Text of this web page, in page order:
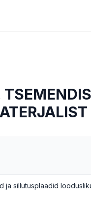
ja sillutusplaadid